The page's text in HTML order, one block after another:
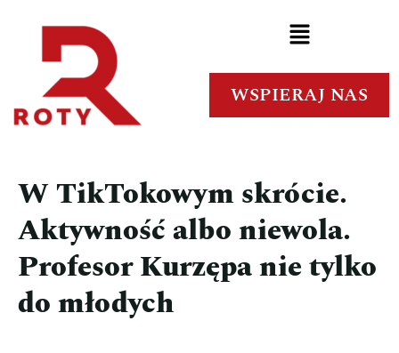
WSPIERAJ NAS
W TikTokowym skrócie.
Aktywność albo niewola.
Profesor Kurzępa nie tylko
do młodych